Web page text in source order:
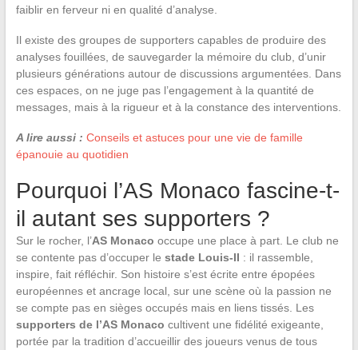
faiblir en ferveur ni en qualité d’analyse.
Il existe des groupes de supporters capables de produire des
analyses fouillées, de sauvegarder la mémoire du club, d’unir
plusieurs générations autour de discussions argumentées. Dans
ces espaces, on ne juge pas l’engagement à la quantité de
messages, mais à la rigueur et à la constance des interventions.
A lire aussi : Conseils et astuces pour une vie de famille
épanouie au quotidien
Pourquoi l’AS Monaco fascine-t-
il autant ses supporters ?
Sur le rocher, l’AS Monaco occupe une place à part. Le club ne
se contente pas d’occuper le stade Louis-II : il rassemble,
inspire, fait réfléchir. Son histoire s’est écrite entre épopées
européennes et ancrage local, sur une scène où la passion ne
se compte pas en sièges occupés mais en liens tissés. Les
supporters de l’AS Monaco cultivent une fidélité exigeante,
portée par la tradition d’accueillir des joueurs venus de tous